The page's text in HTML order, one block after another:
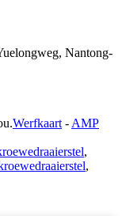
Nantong-
Werfkaart - AMP
,
,